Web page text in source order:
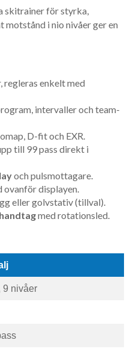
skitrainer för styrka,
i nio nivåer ger en
regleras enkelt med
intervaller och team-
D-fit och EXR.
till 99 pass direkt i
och pulsmottagare.
ovanför displayen.
eller golvstativ (tillval).
med rotationsled.
9 nivåer